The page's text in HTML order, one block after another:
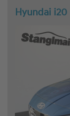
Hyundai i20